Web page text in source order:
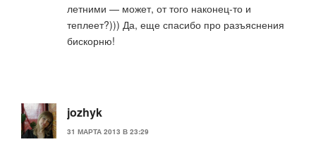
летними — может, от того наконец-то и
теплеет?))) Да, еще спасибо про разъяснения
бискорню!
jozhyk
31 МАРТА 2013 В 23:29